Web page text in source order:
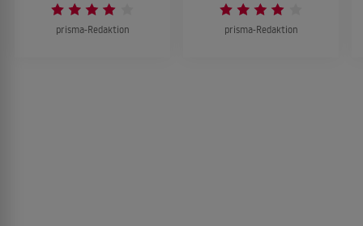
prisma-Redaktion prisma-Redaktion